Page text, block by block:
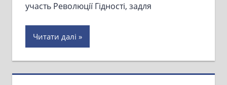
участь Революції Гідності, задля
Читати далі